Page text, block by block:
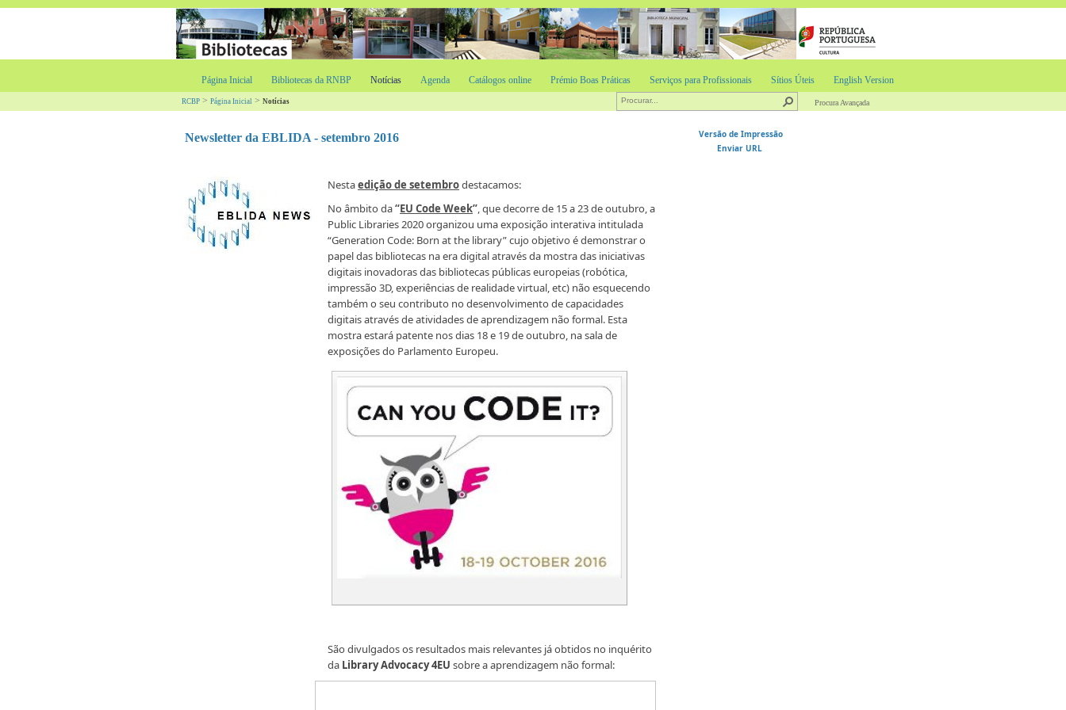
Página Inicial Bibliotecas da RNBP Notícias Agenda Catálogos online Prémio Boas Práticas Serviços para Profissionais Sítios Úteis English Version
RCBP > Página Inicial > Notícias Procura Avançada
Newsletter da EBLIDA - setembro 2016
Nestaedição de setembrodestacamos:
No âmbito da“EU Code Week”,que decorre de 15 a 23 de outubro, a
Public Libraries 2020 organizou uma exposição interativa intitulada
“Generation Code: Born at the library” cujo objetivo é demonstrar o
papel das bibliotecas na era digital através da mostra das iniciativas
digitais inovadoras das bibliotecas públicas europeias (robótica,
impressão 3D, experiências de realidade virtual, etc) não esquecendo
também o seu contributo no desenvolvimento de capacidades
digitais através de atividades de aprendizagem não formal. Esta
mostra estará patente nos dias 18 e 19 de outubro, na sala de
exposições do Parlamento Europeu.
São divulgados os resultados mais relevantes já obtidos no inquérito
da Library Advocacy 4EU sobre a aprendizagem não formal:
Versão de Impressão
Enviar URL